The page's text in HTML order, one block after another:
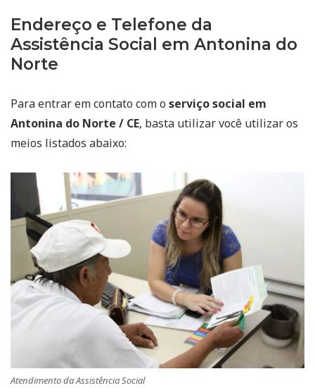
Endereço e Telefone da
Assistência Social em Antonina do
Norte
Para entrar em contato com o serviço social em
Antonina do Norte / CE, basta utilizar você utilizar os
meios listados abaixo:
Atendimento da Assistência Social